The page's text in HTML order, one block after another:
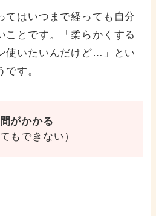
てはいつまで経っても自分
ことです。「柔らかくする
使いたいんだけど…」とい
す。
がかかる
もできない）